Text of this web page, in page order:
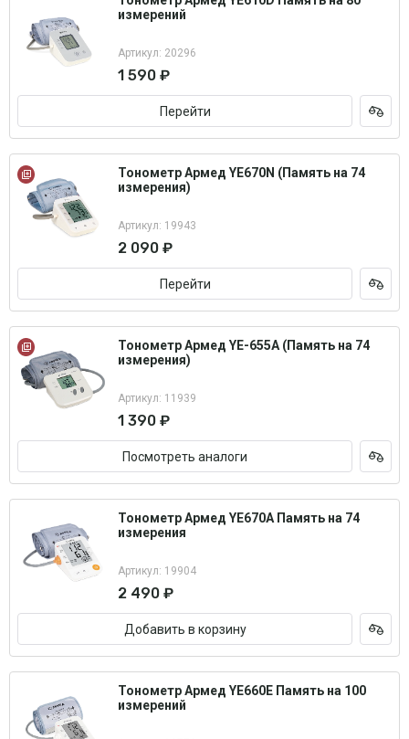
измерений
Артикул: 20296
1 590 ₽
Перейти
Тонометр Армед YE670N (Память на 74
измерения)
Артикул: 19943
2 090 ₽
Перейти
Тонометр Армед YE-655A (Память на 74
измерения)
Артикул: 11939
1 390 ₽
Посмотреть аналоги
Тонометр Армед YE670A Память на 74
измерения
Артикул: 19904
2 490 ₽
Добавить в корзину
Тонометр Армед YE660E Память на 100
измерений